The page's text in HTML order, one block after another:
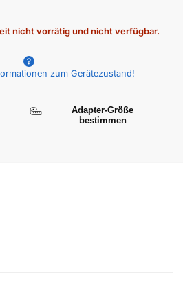
nicht vorrätig und nicht verfügbar.
zum Gerätezustand!
Adapter-Größe
bestimmen